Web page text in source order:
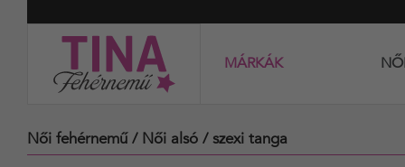
MÁRKÁK
Női fehérnemű / Női alsó / szexi tanga